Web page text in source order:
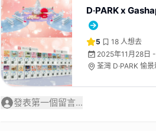
D‧PARK x
5 18 人想去
2025年11月28日
荃灣 D·PARK 愉
發表第一個留言...